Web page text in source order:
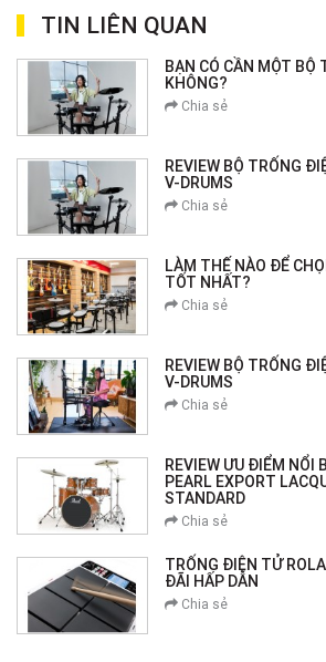
TIN LIÊN QUAN
BẠN CÓ CẦN MỘT BỘ
KHÔNG?
Chia sẻ
REVIEW BỘ TRỐNG
V-DRUMS
Chia sẻ
LÀM THẾ NÀO ĐỂ
TỐT NHẤT?
Chia sẻ
REVIEW BỘ TRỐNG
V-DRUMS
Chia sẻ
REVIEW ƯU ĐIỂM NỔI
PEARL EXPORT
STANDARD
Chia sẻ
TRỐNG ĐIỆN TỬ
ĐÃI HẤP DẪN
Chia sẻ